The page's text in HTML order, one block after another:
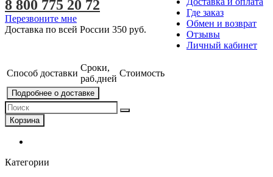
Где заказ
Обмен и возврат
Отзывы
Личный кабинет
8 800 775 20 72
Перезвоните мне
Доставка по всей России 350 руб.
Способ доставки
Сроки,
раб.дней
Стоимость
Подробнее о доставке
Корзина
Категории